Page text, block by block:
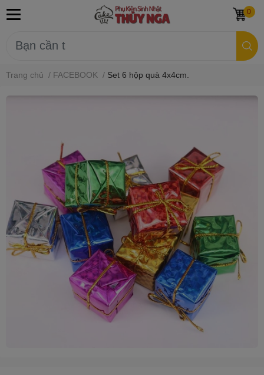
0
Trang chủ / FACEBOOK / Set 6 hộp quà 4x4cm.